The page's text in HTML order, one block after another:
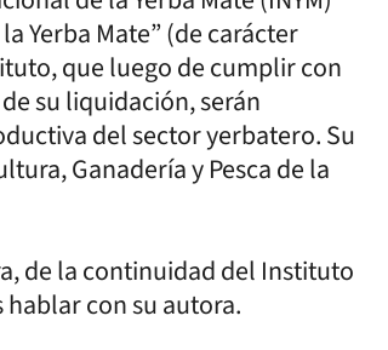
Yerba Mate” (de carácter
que luego de cumplir con
su liquidación, serán
del sector yerbatero. Su
Ganadería y Pesca de la
de la continuidad del Instituto
hablar con su autora.